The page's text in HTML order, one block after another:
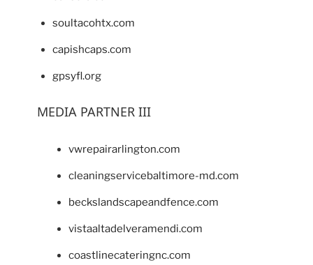
soultacohtx.com
capishcaps.com
gpsyfl.org
MEDIA PARTNER III
vwrepairarlington.com
cleaningservicebaltimore-md.com
beckslandscapeandfence.com
vistaaltadelveramendi.com
coastlinecateringnc.com